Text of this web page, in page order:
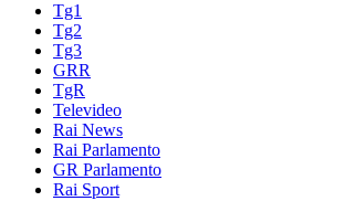
Tg1
Tg2
Tg3
GRR
TgR
Televideo
Rai News
Rai Parlamento
GR Parlamento
Rai Sport